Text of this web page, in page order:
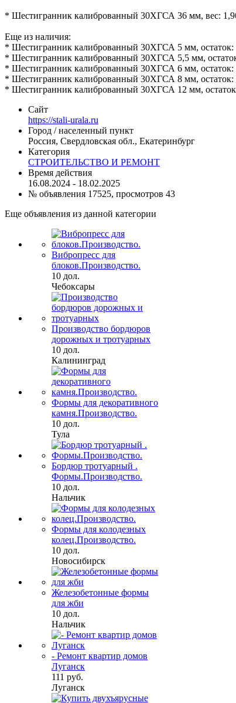
* Шестигранник калиброванный 30ХГСА 36 мм, вес:
Еще из наличия:
* Шестигранник калиброванный 30ХГСА 5 мм, остаток:
* Шестигранник калиброванный 30ХГСА 5,5 мм,
* Шестигранник калиброванный 30ХГСА 6 мм, остаток:
* Шестигранник калиброванный 30ХГСА 8 мм, остаток:
* Шестигранник калиброванный 30ХГСА 12 мм,
Сайт
https://stali-urala.ru
Город / населенный пункт
Россия, Свердловская обл., Екатеринбург
Категория
СТРОИТЕЛЬСТВО И РЕМОНТ
Время действия
16.08.2024 - 18.02.2025
№ объявления 17525, просмотров 43
Еще объявления из данной категории
Вибропресс для
блоков.Производство.
10 дол.
Чебоксары
Производство бордюров
дорожных и тротуарных
10 дол.
Калининград
Формы для декоративного
камня.Производство.
10 дол.
Тула
Бордюр тротуарный .
Формы.Производство.
10 дол.
Нальчик
Формы для колодезных
колец.Производство.
10 дол.
Новосибирск
Железобетонные формы
для жби
10 дол.
Нальчик
- Ремонт квартир домов
Луганск
111 руб.
Луганск